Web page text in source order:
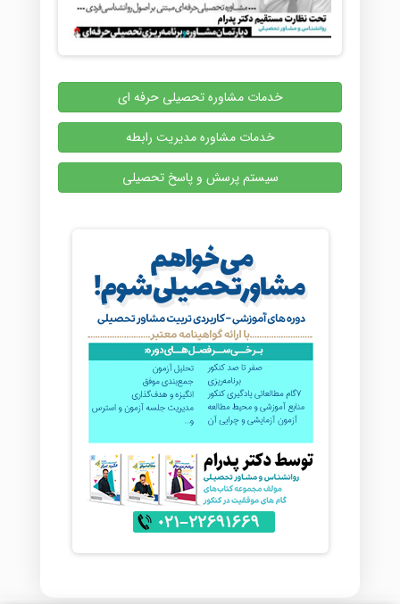
خدمات مشاوره تحصیلی حرفه ای
خدمات مشاوره مدیریت رابطه
سیستم پرسش و پاسخ تحصیلی